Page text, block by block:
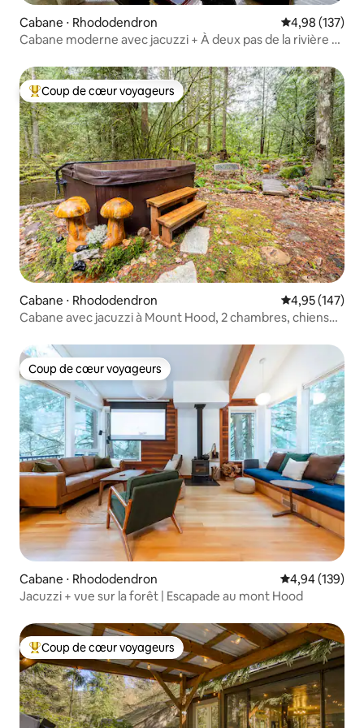
Cabane ⋅ Rhododendron Évaluation
4,98 (137)
Cabane moderne avec jacuzzi + À deux pas de la rivière •
Coups de cœur voyageurs les plus appréciés
Coup de cœur voyageurs
Cabane ⋅ Rhododendron Évaluation
4,95 (147)
Cabane avec jacuzzi à Mount Hood, 2 chambres, chiens
Coup de cœur voyageurs
Coup de cœur voyageurs
Cabane ⋅ Rhododendron Évaluation
4,94 (139)
Jacuzzi + vue sur la forêt | Escapade au mont Hood
Coups de cœur voyageurs les plus appréciés
Coup de cœur voyageurs